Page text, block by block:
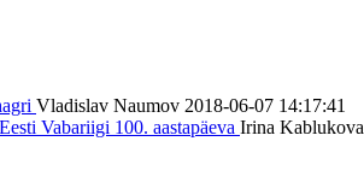
Vladislav Naumov 2018-06-07 14:17:41
Vabariigi 100. aastapäeva Irina Kablukova